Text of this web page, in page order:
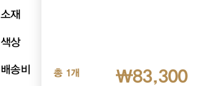
총 1개 ₩83,300
소재
색상
배송비 무료배송